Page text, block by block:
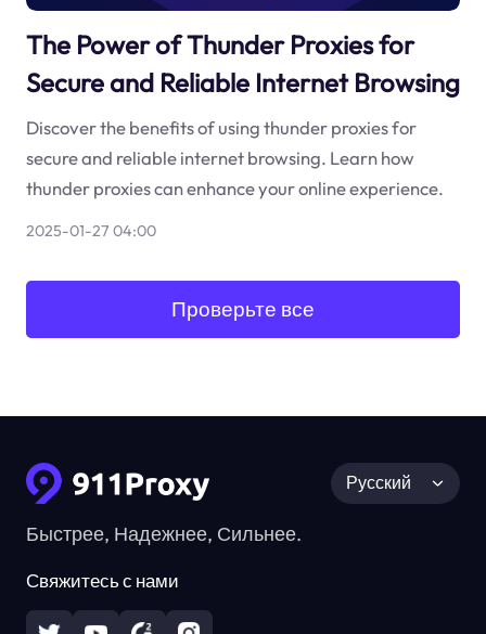
The Power of Thunder Proxies for
Secure and Reliable Internet Browsing
Discover the benefits of using thunder proxies for
secure and reliable internet browsing. Learn how
thunder proxies can enhance your online experience.
2025-01-27 04:00
Проверьте все
Быстрее, Надежнее, Сильнее.
Свяжитесь с нами
Русский